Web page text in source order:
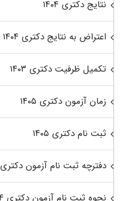
نتایج دکتری ۱۴۰۴
اعتراض به نتایج دکتری ۱۴۰۴
تکمیل ظرفیت دکتری ۱۴۰۳
زمان آزمون دکتری ۱۴۰۵
ثبت نام دکتری ۱۴۰۵
دفترچه ثبت نام آزمون دکتری ۱۴۰۴